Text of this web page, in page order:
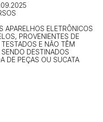
APARELHOS ELETRÔNICOS
PROVENIENTES DE
E NÃO TÊM
DESTINADOS
DE PEÇAS OU SUCATA